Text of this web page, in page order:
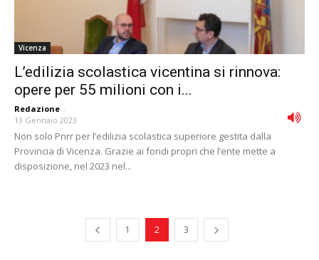
Vicenza
L’edilizia scolastica vicentina si rinnova:
opere per 55 milioni con i...
Redazione -
13 Gennaio 2023
Non solo Pnrr per l’edilizia scolastica superiore gestita dalla
Provincia di Vicenza. Grazie ai fondi propri che l’ente mette a
disposizione, nel 2023 nel...
1 2 3